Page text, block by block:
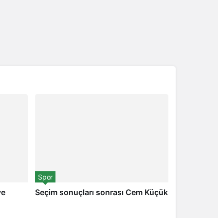
Spor
Seçim sonuçları sonrası Cem Küçük